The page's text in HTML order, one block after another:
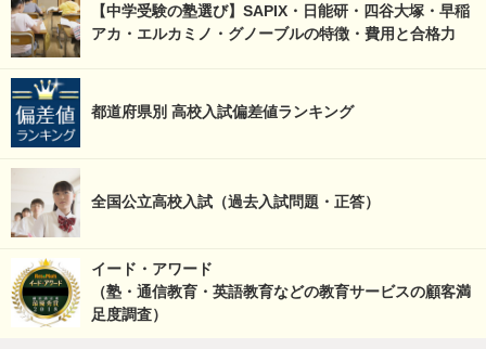
【中学受験の塾選び】SAPIX・日能研・四谷大塚・早稲
アカ・エルカミノ・グノーブルの特徴・費用と合格力
都道府県別 高校入試偏差値ランキング
全国公立高校入試（過去入試問題・正答）
イード・アワード
（塾・通信教育・英語教育などの教育サービスの顧客満
足度調査）